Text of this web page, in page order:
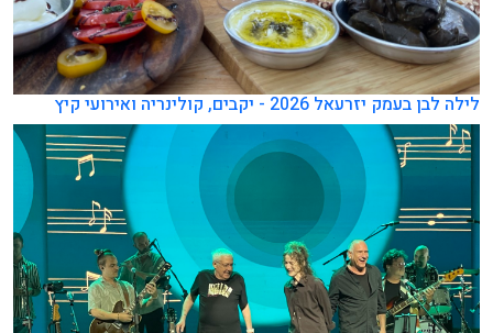
לילה לבן בעמק יזרעאל 2026 - יקבים, קולינריה ואירועי קיץ